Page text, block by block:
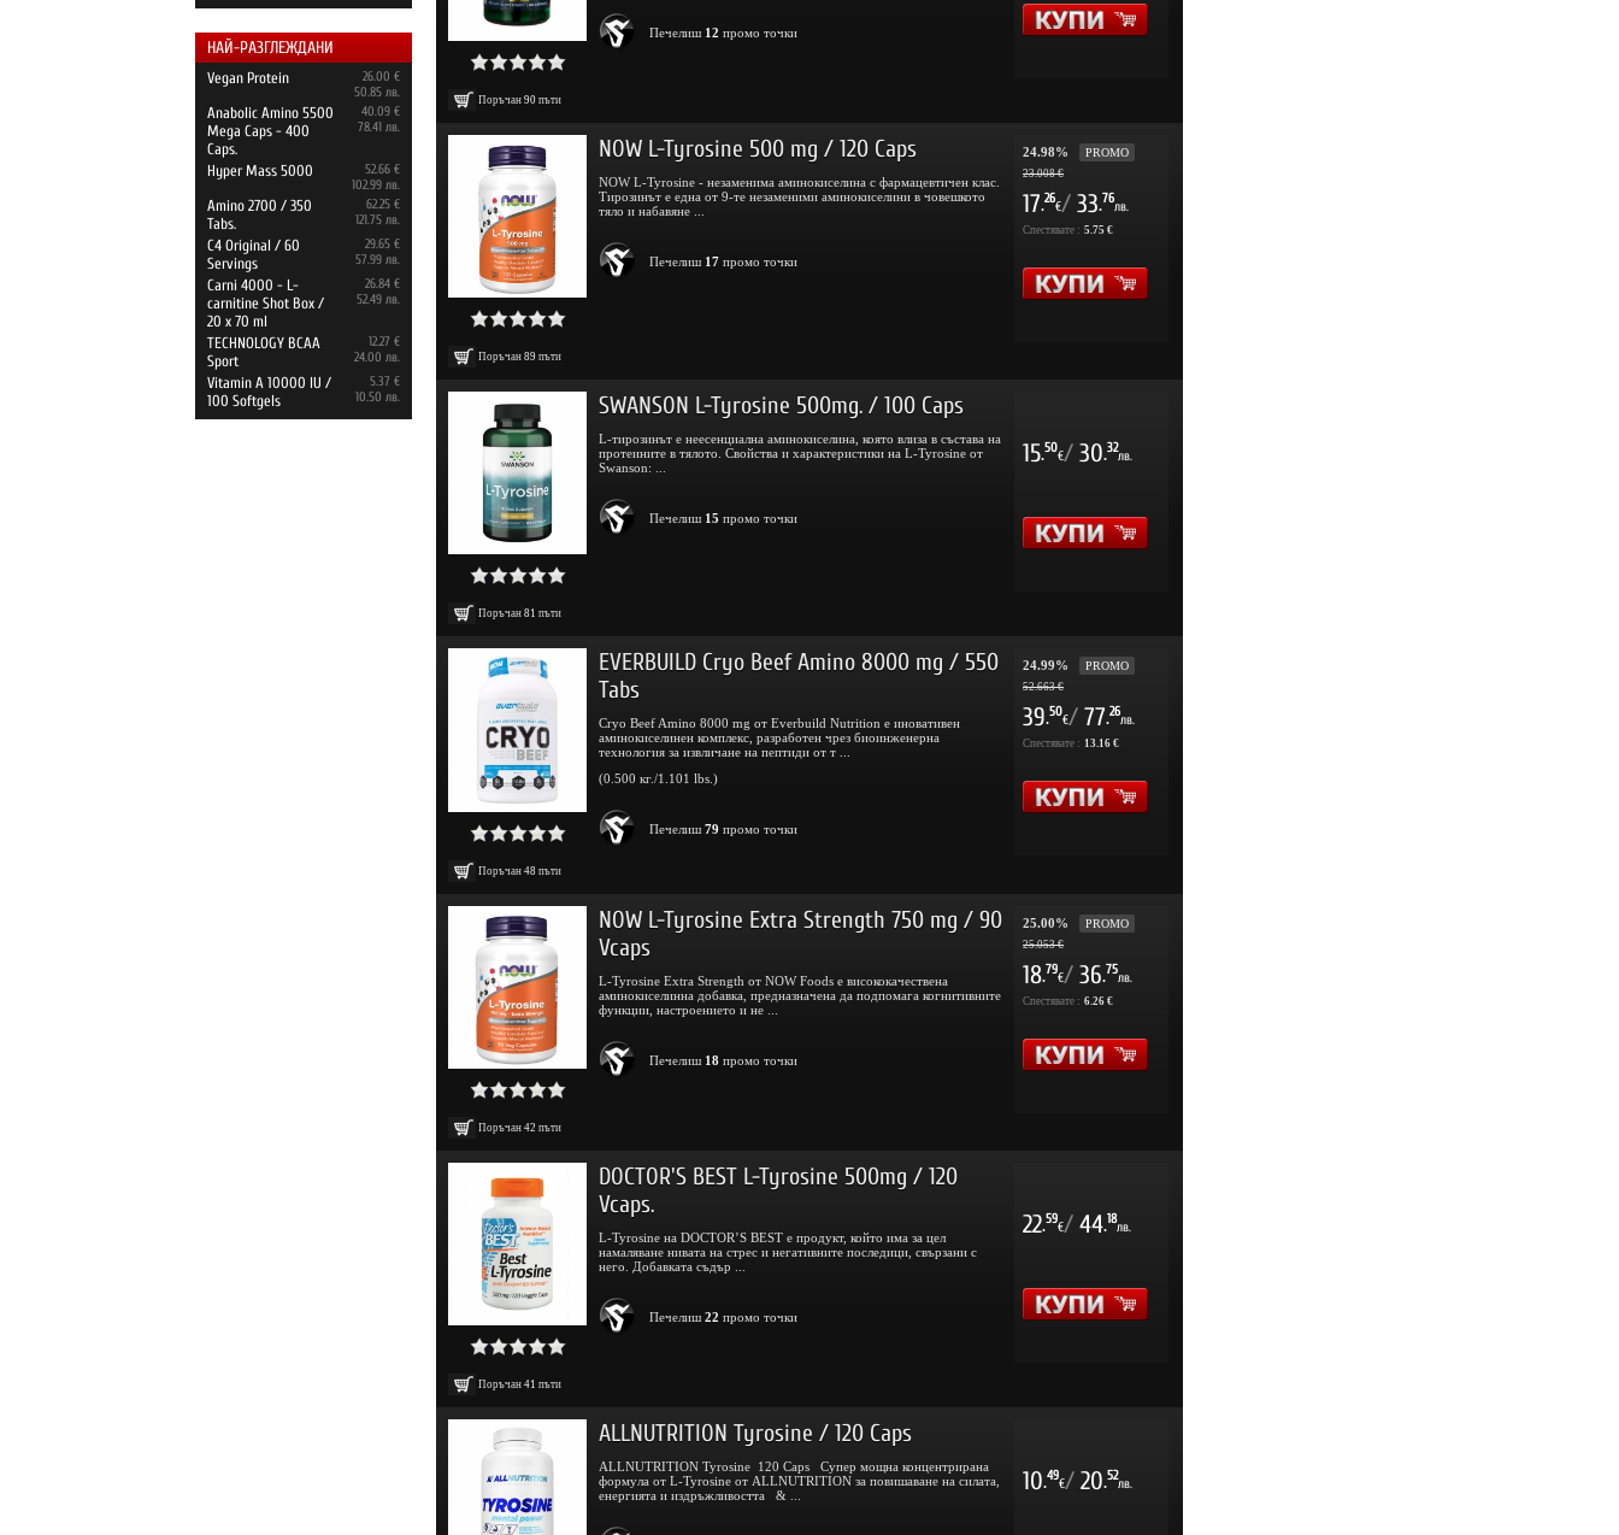
НАЙ-РАЗГЛЕЖДАНИ
Vegan Protein
26.00 €
50.85 лв.
Anabolic Amino 5500
Mega Caps - 400
Caps.
40.09 €
78.41 лв.
Hyper Mass 5000
52.66 €
102.99 лв.
Amino 2700 / 350
Tabs.
62.25 €
121.75 лв.
C4 Original / 60
Servings
29.65 €
57.99 лв.
Carni 4000 - L-
carnitine Shot Box /
20 x 70 ml
26.84 €
52.49 лв.
TECHNOLOGY BCAA
Sport
12.27 €
24.00 лв.
Vitamin A 10000 IU /
100 Softgels
5.37 €
10.50 лв.
Поръчан 90 пъти
Печелиш 12 промо точки
Поръчан 89 пъти
NOW L-Tyrosine 500 mg / 120 Caps
NOW L-Tyrosine - незаменима аминокиселина с фармацевтичен клас.
Тирозинът е една от 9-те незаменими аминокиселини в човешкото
тяло и набавяне ...
Печелиш 17 промо точки
24.98% PROMO
23.008 €
17.26
€/ 33.76
лв.
Спестявате : 5.75 €
Поръчан 81 пъти
SWANSON L-Tyrosine 500mg. / 100 Caps
L-тирозинът е неесенциална аминокиселина, която влиза в състава на
протеините в тялото. Свойства и характеристики на L-Tyrosine от
Swanson: ...
Печелиш 15 промо точки
15.50
€/ 30.32
лв.
Поръчан 48 пъти
EVERBUILD Cryo Beef Amino 8000 mg / 550
Tabs
Cryo Beef Amino 8000 mg от Everbuild Nutrition е иновативен
аминокиселинен комплекс, разработен чрез биоинженерна
технология за извличане на пептиди от т ...
(0.500 кг./1.101 lbs.)
Печелиш 79 промо точки
24.99% PROMO
52.663 €
39.50
€/ 77.26
лв.
Спестявате : 13.16 €
Поръчан 42 пъти
NOW L-Tyrosine Extra Strength 750 mg / 90
Vcaps
L-Tyrosine Extra Strength от NOW Foods е висококачествена
аминокиселинна добавка, предназначена да подпомага когнитивните
функции, настроението и не ...
Печелиш 18 промо точки
25.00% PROMO
25.053 €
18.79
€/ 36.75
лв.
Спестявате : 6.26 €
Поръчан 41 пъти
DOCTOR'S BEST L-Tyrosine 500mg / 120
Vcaps.
L-Tyrosine на DOCTOR’S BEST е продукт, който има за цел
намаляване нивата на стрес и негативните последици, свързани с
него. Добавката съдър ...
Печелиш 22 промо точки
22.59
€/ 44.18
лв.
ALLNUTRITION Tyrosine / 120 Caps
ALLNUTRITION Tyrosine 120 Caps Супер мощна концентрирана
формула от L-Tyrosine от ALLNUTRITION за повишаване на силата,
енергията и издръжливостта & ...
10.49
€/ 20.52
лв.